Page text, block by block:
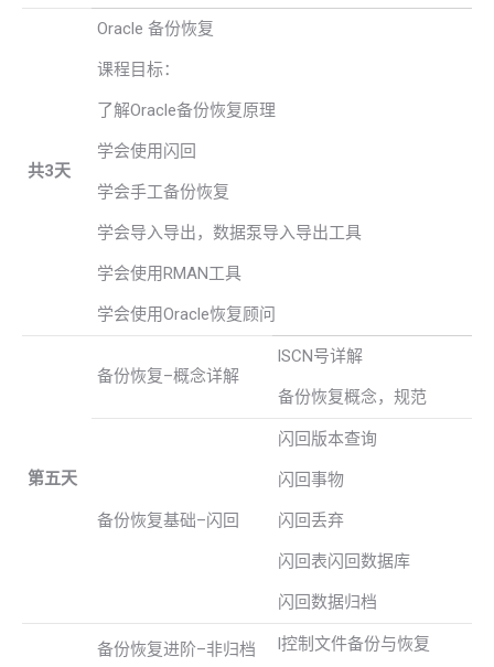
共3天
Oracle 备份恢复
课程目标：
了解Oracle备份恢复原理
学会使用闪回
学会手工备份恢复
学会导入导出，数据泵导入导出工具
学会使用RMAN工具
学会使用Oracle恢复顾问
第五天
备份恢复–概念详解
lSCN号详解
备份恢复概念，规范
备份恢复基础–闪回
闪回版本查询
闪回事物
闪回丢弃
闪回表闪回数据库
闪回数据归档
备份恢复进阶–非归档
l控制文件备份与恢复